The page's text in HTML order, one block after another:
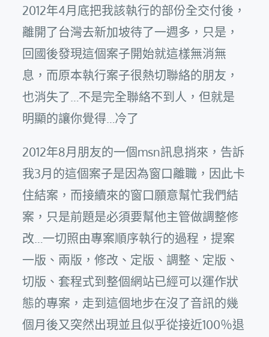
2012年4月底把我該執行的部份全交付後，
離開了台灣去新加坡待了一週多，只是，
回國後發現這個案子開始就這樣無消無
息，而原本執行案子很熱切聯絡的朋友，
也消失了…不是完全聯絡不到人，但就是
明顯的讓你覺得…冷了
2012年8月朋友的一個msn訊息捎來，告訴
我3月的這個案子是因為窗口離職，因此卡
住結案，而接續來的窗口願意幫忙我們結
案，只是前題是必須要幫他主管做調整修
改…一切照由專案順序執行的過程，提案
一版、兩版，修改、定版、調整、定版、
切版、套程式到整個網站已經可以運作狀
態的專案，走到這個地步在沒了音訊的幾
個月後又突然出現並且似乎從接近100％退